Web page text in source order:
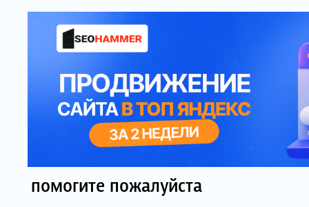
помогите пожалуйста